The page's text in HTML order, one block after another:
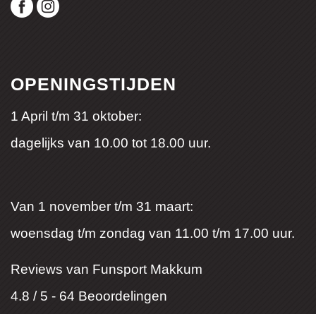
OPENINGSTIJDEN
1 April t/m 31 oktober:
dagelijks van 10.00 tot 18.00 uur.
Van 1 november t/m 31 maart:
woensdag t/m zondag van 11.00 t/m 17.00 uur.
Reviews van Funsport Makkum
4.8 / 5 - 64 Beoordelingen